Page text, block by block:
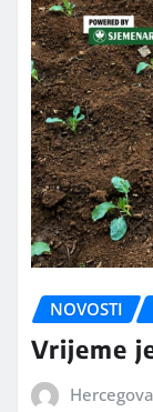
NOVOSTI
Vrijeme